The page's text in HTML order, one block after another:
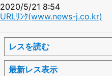
2020/5/21 8:54
URLﾘﾝｸ(www.news-j.co.kr)
レスを読む
最新レス表示